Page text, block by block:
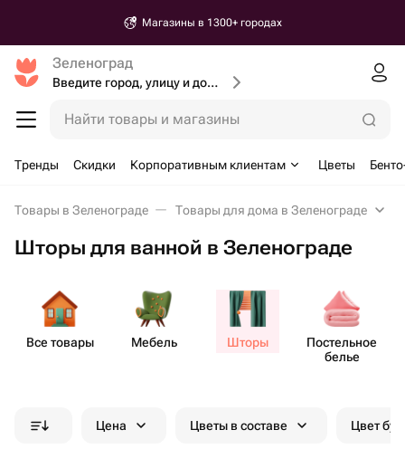
Магазины в 1300+ городах
Зеленоград
Введите город, улицу и дом доставки
Найти товары и магазины
Тренды Скидки Корпоративным клиентам Цветы
Товары в Зеленограде Товары для дома в Зеленограде
Шторы для ванной в Зеленограде
Все товары Мебель Шторы
Пост​ельное
белье
Цена Цветы в составе Цвет